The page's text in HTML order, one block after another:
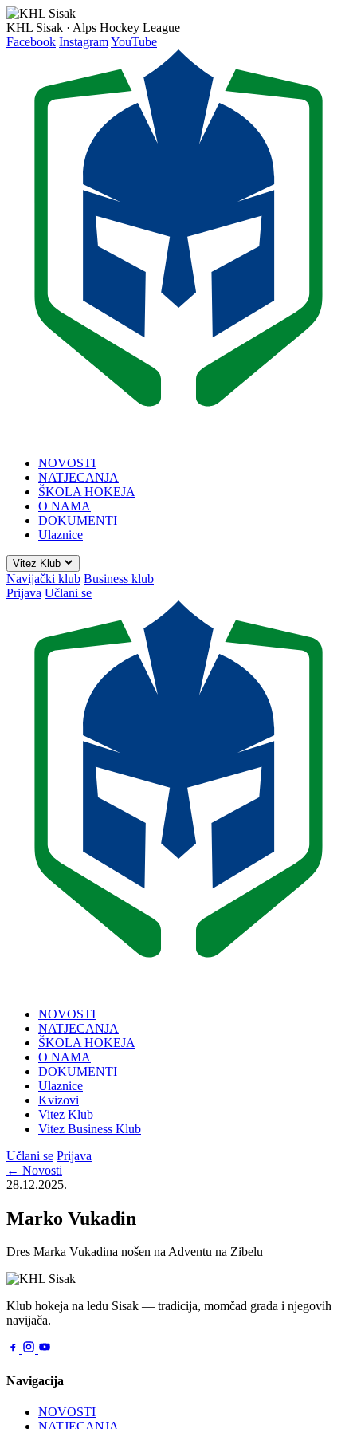
KHL Sisak · Alps Hockey League
Facebook InstagramYouTube
NOVOSTI
NATJECANJA
ŠKOLA HOKEJA
O NAMA
DOKUMENTI
Ulaznice
Vitez Klub
Navijački klub Business klub
Prijava Učlani se
NOVOSTI
NATJECANJA
ŠKOLA HOKEJA
O NAMA
DOKUMENTI
Ulaznice
Kvizovi
Vitez Klub
Vitez Business Klub
Učlani se Prijava
← Novosti
28.12.2025.
Marko Vukadin
Dres Marka Vukadina nošen na Adventu na Zibelu
Klub hokeja na ledu Sisak — tradicija, momčad grada i njegovih
navijača.
Navigacija
NOVOSTI
NATJECANJA